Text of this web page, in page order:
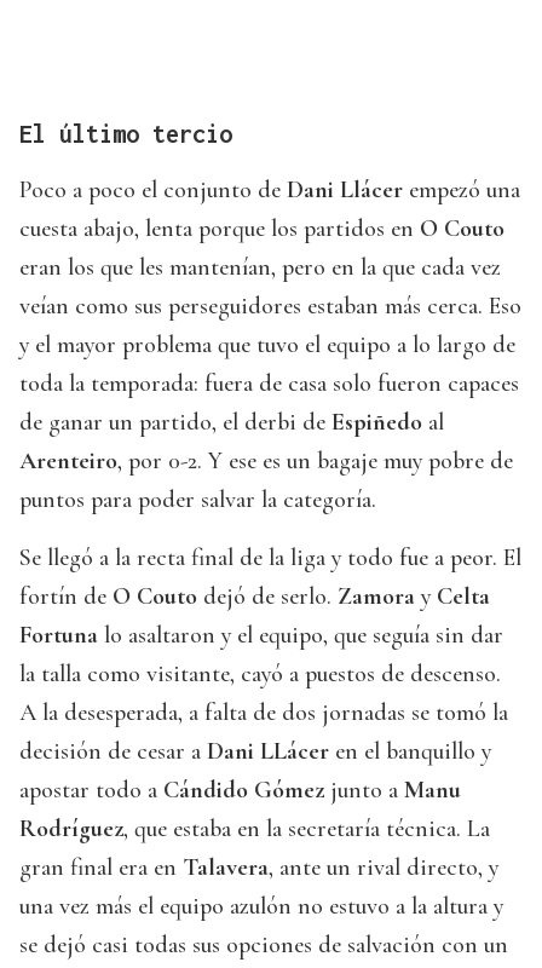
El último tercio
Poco a poco el conjunto de Dani Llácer empezó una
cuesta abajo, lenta porque los partidos en O Couto
eran los que les mantenían, pero en la que cada vez
veían como sus perseguidores estaban más cerca. Eso
y el mayor problema que tuvo el equipo a lo largo de
toda la temporada: fuera de casa solo fueron capaces
de ganar un partido, el derbi de Espiñedo al
Arenteiro, por 0-2. Y ese es un bagaje muy pobre de
puntos para poder salvar la categoría.
Se llegó a la recta final de la liga y todo fue a peor. El
fortín de O Couto dejó de serlo. Zamora y Celta
Fortuna lo asaltaron y el equipo, que seguía sin dar
la talla como visitante, cayó a puestos de descenso.
A la desesperada, a falta de dos jornadas se tomó la
decisión de cesar a Dani LLácer en el banquillo y
apostar todo a Cándido Gómez junto a Manu
Rodríguez, que estaba en la secretaría técnica. La
gran final era en Talavera, ante un rival directo, y
una vez más el equipo azulón no estuvo a la altura y
se dejó casi todas sus opciones de salvación con un